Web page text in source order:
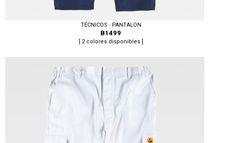
TÉCNICOS · PANTALON
B1499
[ 2 colores disponibles ]